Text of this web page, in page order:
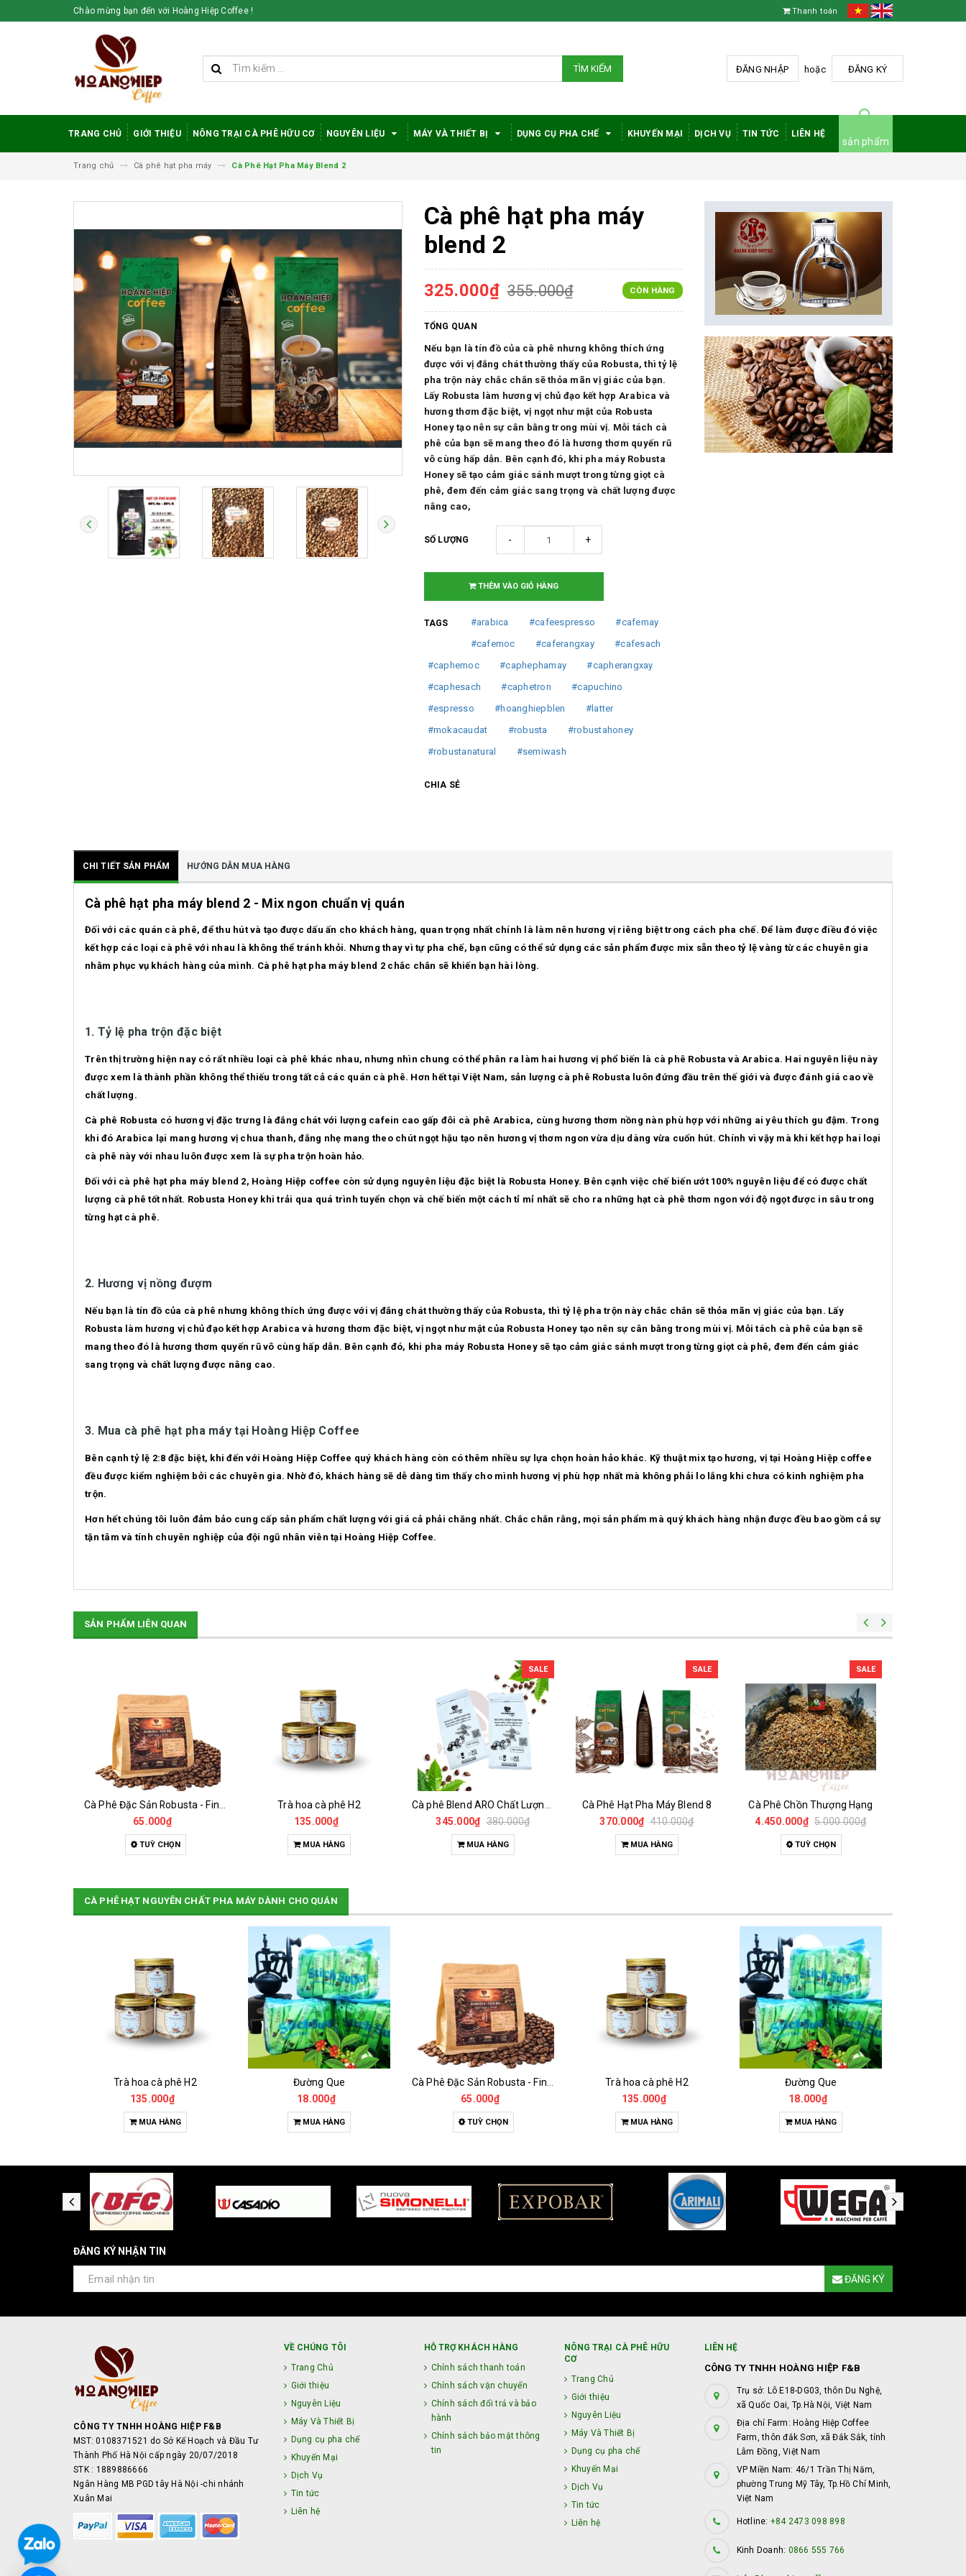
Chào mừng bạn đến với Hoàng Hiệp Coffee ! Thanh toán
TÌM KIẾM ĐĂNG NHẬP hoặc ĐĂNG KÝ
TRANG CHỦ GIỚI THIỆU NÔNG TRẠI CÀ PHÊ HỮU CƠ NGUYÊN LIỆU MÁY VÀ THIẾT BỊ DỤNG CỤ PHA CHẾ KHUYẾN MẠI DỊCH VỤ TIN TỨC LIÊN HỆ
sản phẩm
Trang chủ Cà phê hạt pha máy Cà Phê Hạt Pha Máy Blend 2
Cà phê hạt pha máy
blend 2
325.000₫ 355.000₫ CÒN HÀNG
TỔNG QUAN
Nếu bạn là tín đồ của cà phê nhưng không thích ứng
được với vị đắng chát thường thấy của Robusta, thì tỷ lệ
pha trộn này chắc chắn sẽ thỏa mãn vị giác của bạn.
Lấy Robusta làm hương vị chủ đạo kết hợp Arabica và
hương thơm đặc biệt, vị ngọt như mật của Robusta
Honey tạo nên sự cân bằng trong mùi vị. Mỗi tách cà
phê của bạn sẽ mang theo đó là hương thơm quyến rũ
vô cùng hấp dẫn. Bên cạnh đó, khi pha máy Robusta
Honey sẽ tạo cảm giác sánh mượt trong từng giọt cà
phê, đem đến cảm giác sang trọng và chất lượng được
nâng cao,
SỐ LƯỢNG - +
THÊM VÀO GIỎ HÀNG
TAGS #arabica #cafeespresso
#cafemay
#cafemoc
#caferangxay
#cafesach
#caphemoc
#caphephamay
#capherangxay
#caphesach
#caphetron
#capuchino
#espresso
#hoanghiepblen
#latter
#mokacaudat
#robusta
#robustahoney
#robustanatural
#semiwash
CHIA SẺ
CHI TIẾT SẢN PHẨM HƯỚNG DẪN MUA HÀNG
Cà phê hạt pha máy blend 2 - Mix ngon chuẩn vị quán
Đối với các quán cà phê, để thu hút và tạo được dấu ấn cho khách hàng, quan trọng nhất chính là làm nên hương vị riêng biệt trong cách pha chế. Để làm được điều đó việc
kết hợp các loại cà phê với nhau là không thể tránh khỏi. Nhưng thay vì tự pha chế, bạn cũng có thể sử dụng các sản phẩm được mix sẵn theo tỷ lệ vàng từ các chuyên gia
nhằm phục vụ khách hàng của mình. Cà phê hạt pha máy blend 2 chắc chắn sẽ khiến bạn hài lòng.
1. Tỷ lệ pha trộn đặc biệt
Trên thị trường hiện nay có rất nhiều loại cà phê khác nhau, nhưng nhìn chung có thể phân ra làm hai hương vị phổ biến là cà phê Robusta và Arabica. Hai nguyên liệu này
được xem là thành phần không thể thiếu trong tất cả các quán cà phê. Hơn hết tại Việt Nam, sản lượng cà phê Robusta luôn đứng đầu trên thế giới và được đánh giá cao về
chất lượng.
Cà phê Robusta có hương vị đặc trưng là đắng chát với lượng cafein cao gấp đôi cà phê Arabica, cùng hương thơm nồng nàn phù hợp với những ai yêu thích gu đậm. Trong
khi đó Arabica lại mang hương vị chua thanh, đắng nhẹ mang theo chút ngọt hậu tạo nên hương vị thơm ngon vừa dịu dàng vừa cuốn hút. Chính vì vậy mà khi kết hợp hai loại
cà phê này với nhau luôn được xem là sự pha trộn hoàn hảo.
Đối với cà phê hạt pha máy blend 2, Hoàng Hiệp coffee còn sử dụng nguyên liệu đặc biệt là Robusta Honey. Bên cạnh việc chế biến ướt 100% nguyên liệu để có được chất
lượng cà phê tốt nhất. Robusta Honey khi trải qua quá trình tuyển chọn và chế biến một cách tỉ mỉ nhất sẽ cho ra những hạt cà phê thơm ngon với độ ngọt được in sâu trong
từng hạt cà phê.
2. Hương vị nồng đượm
Nếu bạn là tín đồ của cà phê nhưng không thích ứng được với vị đắng chát thường thấy của Robusta, thì tỷ lệ pha trộn này chắc chắn sẽ thỏa mãn vị giác của bạn. Lấy
Robusta làm hương vị chủ đạo kết hợp Arabica và hương thơm đặc biệt, vị ngọt như mật của Robusta Honey tạo nên sự cân bằng trong mùi vị. Mỗi tách cà phê của bạn sẽ
mang theo đó là hương thơm quyến rũ vô cùng hấp dẫn. Bên cạnh đó, khi pha máy Robusta Honey sẽ tạo cảm giác sánh mượt trong từng giọt cà phê, đem đến cảm giác
sang trọng và chất lượng được nâng cao.
3. Mua cà phê hạt pha máy tại Hoàng Hiệp Coffee
Bên cạnh tỷ lệ 2:8 đặc biệt, khi đến với Hoàng Hiệp Coffee quý khách hàng còn có thêm nhiều sự lựa chọn hoàn hảo khác. Kỹ thuật mix tạo hương, vị tại Hoàng Hiệp coffee
đều được kiểm nghiệm bởi các chuyên gia. Nhờ đó, khách hàng sẽ dễ dàng tìm thấy cho mình hương vị phù hợp nhất mà không phải lo lắng khi chưa có kinh nghiệm pha
trộn.
Hơn hết chúng tôi luôn đảm bảo cung cấp sản phẩm chất lượng với giá cả phải chăng nhất. Chắc chắn rằng, mọi sản phẩm mà quý khách hàng nhận được đều bao gồm cả sự
tận tâm và tính chuyên nghiệp của đội ngũ nhân viên tại Hoàng Hiệp Coffee.
SẢN PHẨM LIÊN QUAN
65.000₫
TUỲ CHỌN
Trà hoa cà phê H2
135.000₫
MUA HÀNG
SALE
345.000₫ 380.000₫
MUA HÀNG
SALE
Cà Phê Hạt Pha Máy Blend 8
370.000₫ 410.000₫
MUA HÀNG
SALE
Cà Phê Chồn Thượng Hạng
4.450.000₫ 5.000.000₫
TUỲ CHỌN
CÀ PHÊ HẠT NGUYÊN CHẤT PHA MÁY DÀNH CHO QUÁN
Trà hoa cà phê H2
135.000₫
MUA HÀNG
Đường Que
18.000₫
MUA HÀNG
65.000₫
TUỲ CHỌN
Trà hoa cà phê H2
135.000₫
MUA HÀNG
Đường Que
18.000₫
MUA HÀNG
ĐĂNG KÝ NHẬN TIN
ĐĂNG KÝ
CÔNG TY TNHH HOÀNG HIỆP F&B
MST: 0108371521 do Sở Kế Hoạch và Đầu Tư
Thành Phố Hà Nội cấp ngày 20/07/2018
STK : 1889886666
Ngân Hàng MB PGD tây Hà Nội -chi nhánh
Xuân Mai
VỀ CHÚNG TÔI
Trang Chủ
Giới thiệu
Nguyên Liệu
Máy Và Thiết Bị
Dụng cụ pha chế
Khuyến Mại
Dịch Vụ
Tin tức
Liên hệ
HỖ TRỢ KHÁCH HÀNG
Chính sách thanh toán
Chính sách vận chuyển
Chính sách đổi trả và bảo
hành
Chính sách bảo mật thông
tin
NÔNG TRẠI CÀ PHÊ HỮU
CƠ
Trang Chủ
Giới thiệu
Nguyên Liệu
Máy Và Thiết Bị
Dụng cụ pha chế
Khuyến Mại
Dịch Vụ
Tin tức
Liên hệ
LIÊN HỆ
CÔNG TY TNHH HOÀNG HIỆP F&B
Trụ sở: Lô E18-DG03, thôn Du Nghệ,
xã Quốc Oai, Tp.Hà Nội, Việt Nam
Địa chỉ Farm: Hoàng Hiệp Coffee
Farm, thôn đắk Sơn, xã Đắk Sắk, tỉnh
Lâm Đồng, Việt Nam
VP Miền Nam: 46/1 Trần Thị Năm,
phường Trung Mỹ Tây, Tp.Hồ Chí Minh,
Việt Nam
Hotline: +84 2473 098 898
Kinh Doanh: 0866 555 766